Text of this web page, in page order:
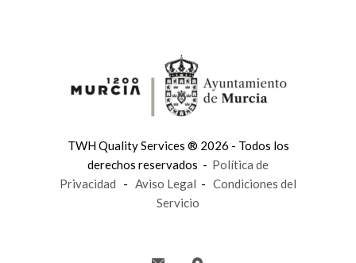
TWH Quality Services ® 2026 - Todos los
derechos reservados - Política de
Privacidad - Aviso Legal - Condiciones del
Servicio